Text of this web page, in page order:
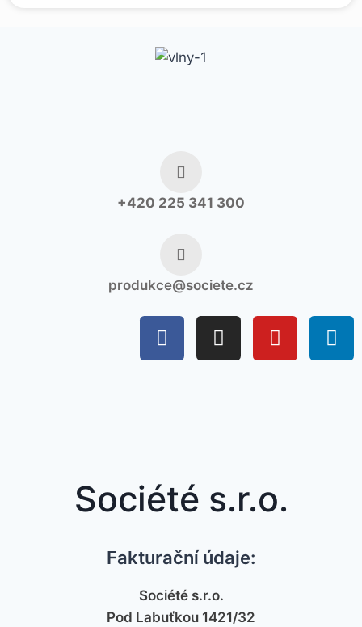
+420 225 341 300
produkce@societe.cz
Société s.r.o.
Fakturační údaje:
Société s.r.o.
Pod Labuťkou 1421/32